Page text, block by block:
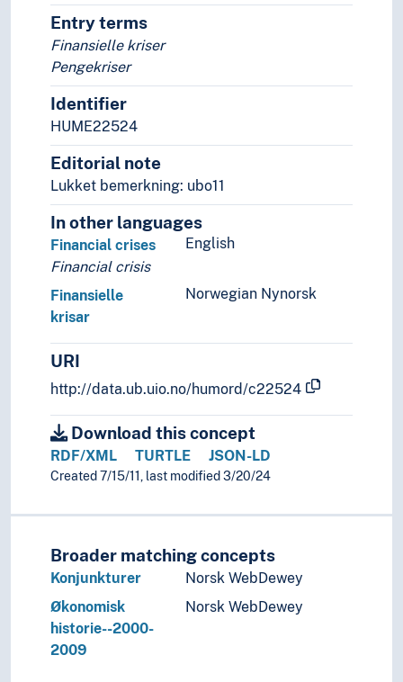
Religionsvitenskap
Rettsvitenskap
Samfunnsvitenskap
Språk
Tid i enheter, stadier og perioder
Entry terms
Finansielle kriser
Pengekriser
Identifier
HUME22524
Editorial note
Lukket bemerkning: ubo11
In other languages
English
Financial crises
Financial crisis
Norwegian Nynorsk
Finansielle
krisar
URI
http://data.ub.uio.no/humord/c22524
Download this concept
RDF/XML TURTLE JSON-LD
Created 7/15/11, last modified 3/20/24
Broader matching concepts
Konjunkturer
Norsk WebDewey
Økonomisk
historie--2000-
2009
Norsk WebDewey